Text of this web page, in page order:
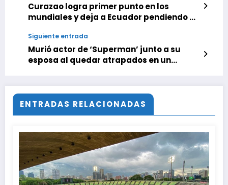
Curazao logra primer punto en los
mundiales y deja a Ecuador pendiendo de
Siguiente entrada
Murió actor de ‘Superman’ junto a su
esposa al quedar atrapados en un
ENTRADAS RELACIONADAS